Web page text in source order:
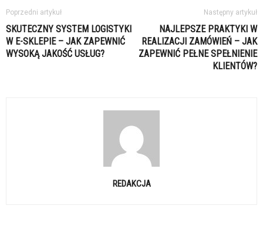
Poprzedni artykuł
SKUTECZNY SYSTEM LOGISTYKI
W E-SKLEPIE – JAK ZAPEWNIĆ
WYSOKĄ JAKOŚĆ USŁUG?
Następny artykuł
NAJLEPSZE PRAKTYKI W
REALIZACJI ZAMÓWIEŃ – JAK
ZAPEWNIĆ PEŁNE SPEŁNIENIE
KLIENTÓW?
REDAKCJA